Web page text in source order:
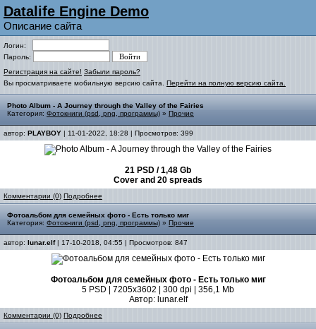
Datalife Engine Demo
Описание сайта
Логин:
Пароль:
Регистрация на сайте! Забыли пароль?
Вы просматриваете мобильную версию сайта. Перейти на полную версию сайта.
Photo Album - A Journey through the Valley of the Fairies
Категория: Фотокниги (psd, png, программы) » Прочие
автор: PLAYBOY | 11-01-2022, 18:28 | Просмотров: 399
21 PSD / 1,48 Gb
Cover and 20 spreads
Комментарии (0) Подробнее
Фотоальбом для семейных фото - Есть только миг
Категория: Фотокниги (psd, png, программы) » Прочие
автор: lunar.elf| 17-10-2018, 04:55 | Просмотров: 847
Фотоальбом для семейных фото - Есть только миг
5 PSD | 7205x3602 | 300 dpi | 356,1 Mb
Автор: lunar.elf
Комментарии (0) Подробнее